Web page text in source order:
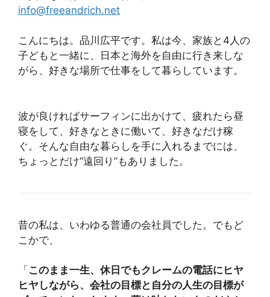
info@freeandrich.net
こんにちは。品川広平です。私は今、家族と4人の
子どもと一緒に、日本と海外を自由に行き来しな
がら、好きな場所で仕事をして暮らしています。
波が良ければサーフィンに出かけて、疲れたら昼
寝をして、好きなときに働いて、好きなだけ稼
ぐ。そんな自由な暮らしを手に入れるまでには、
ちょっとだけ“遠回り”もありました。
昔の私は、いわゆる普通の会社員でした。でもど
こかで、
「 このまま一生、休日でもクレームの電話にヒヤ
ヒヤしながら、会社の目標と自分の人生の目標が